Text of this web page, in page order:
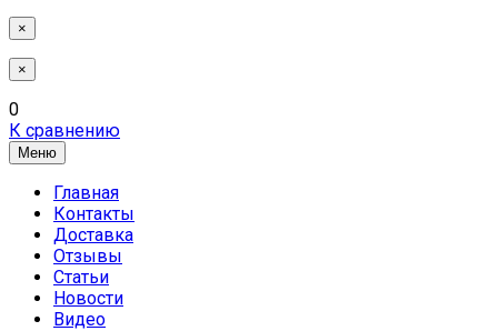
×
×
0
К сравнению
Меню
Главная
Контакты
Доставка
Отзывы
Статьи
Новости
Видео